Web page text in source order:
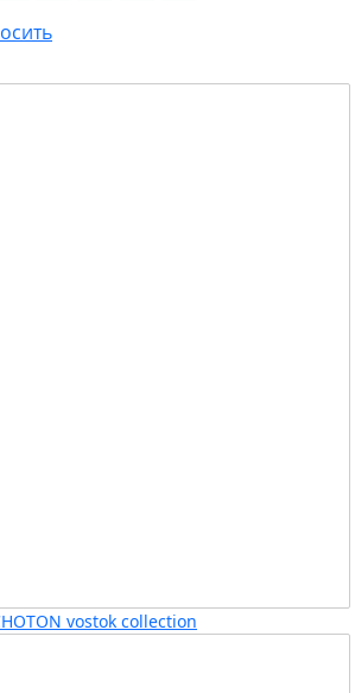
vostok collection